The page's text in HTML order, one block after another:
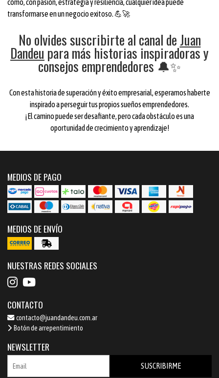
cómo, con pasión, estrategia y resiliencia, cualquier idea puede
transformarse en un negocio exitoso. 💪🚀
No olvides suscribirte al canal de Juan
Dandeu para más historias inspiradoras y
consejos emprendedores 🔔✨
Con esta historia de superación y éxito empresarial, esperamos haberte
inspirado a perseguir tus propios sueños emprendedores.
¡El camino puede ser desafiante, pero cada obstáculo es una
oportunidad de crecimiento y aprendizaje!
MEDIOS DE PAGO
MEDIOS DE ENVÍO
NUESTRAS REDES SOCIALES
CONTACTO
contacto@juandandeu.com.ar
Botón de arrepentimiento
NEWSLETTER
SUSCRIBIRME